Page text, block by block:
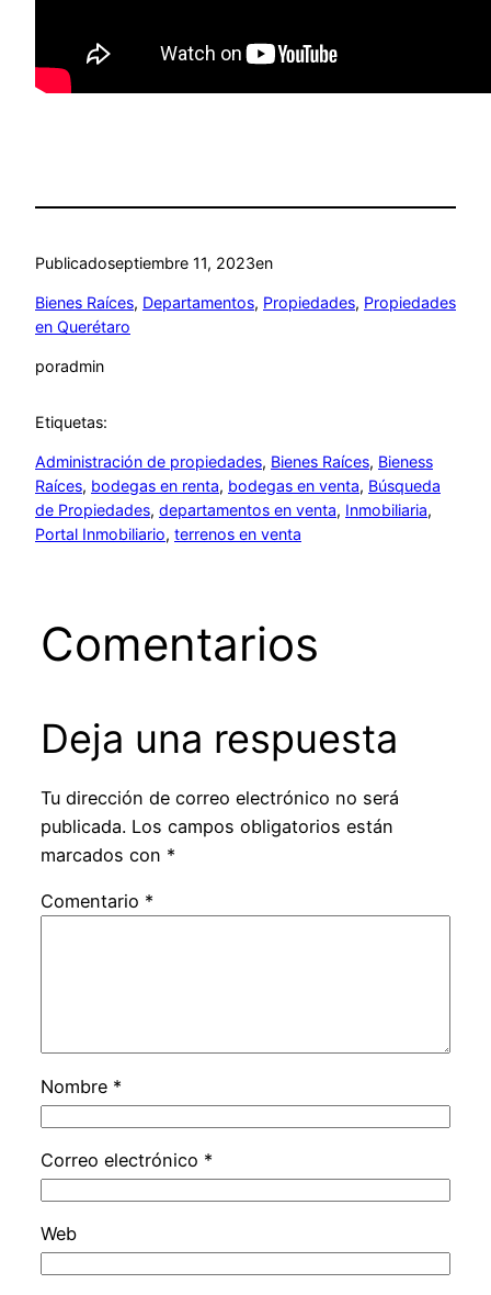
Publicadoseptiembre 11, 2023en
Bienes Raíces, Departamentos, Propiedades, Propiedades
en Querétaro
poradmin
Etiquetas:
Administración de propiedades, Bienes Raíces, Bieness
Raíces, bodegas en renta, bodegas en venta, Búsqueda
de Propiedades, departamentos en venta, Inmobiliaria
Portal Inmobiliario, terrenos en venta
Comentarios
Deja una respuesta
Tu dirección de correo electrónico no será
publicada. Los campos obligatorios están
marcados con *
Comentario *
Nombre *
Correo electrónico *
Web